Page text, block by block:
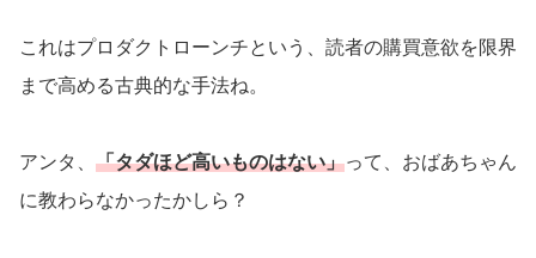
これはプロダクトローンチという、読者の購買意欲を限界
まで高める古典的な手法ね。
アンタ、 「タダほど高いものはない」って、おばあちゃん
に教わらなかったかしら？